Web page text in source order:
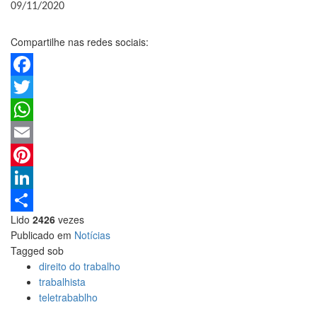
09/11/2020
Compartilhe nas redes sociais:
Facebook
Twitter
WhatsApp
Email
Pinterest
LinkedIn
Share
Lido 2426 vezes
Publicado em Notícias
Tagged sob
direito do trabalho
trabalhista
teletrabablho